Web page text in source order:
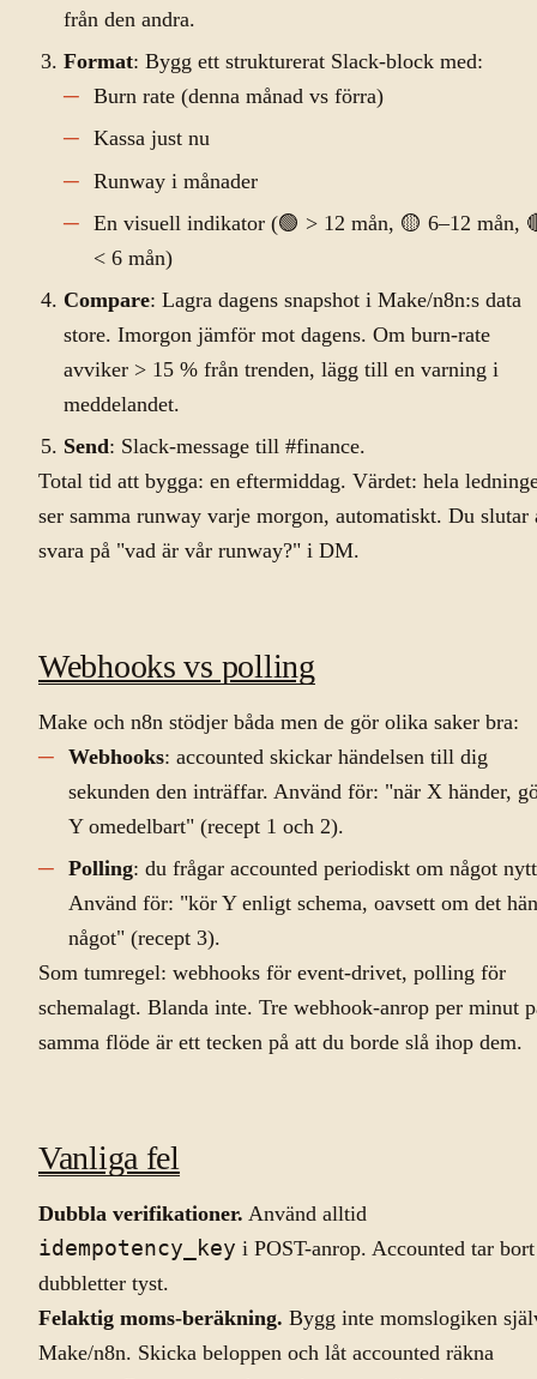
från den andra.
Format: Bygg ett strukturerat Slack-block med:
Burn rate (denna månad vs förra)
Kassa just nu
Runway i månader
En visuell indikator (🟢 > 12 mån, 🟡 6–12 mån,
< 6 mån)
Compare: Lagra dagens snapshot i Make/n8n:s data
store. Imorgon jämför mot dagens. Om burn-rate
avviker > 15 % från trenden, lägg till en varning i
meddelandet.
Send: Slack-message till #finance.
Total tid att bygga: en eftermiddag. Värdet: hela
ser samma runway varje morgon, automatiskt. Du slutar
svara på "vad är vår runway?" i DM.
Webhooks vs polling
Make och n8n stödjer båda men de gör olika saker bra:
Webhooks: accounted skickar händelsen till dig
sekunden den inträffar. Använd för: "när X händer,
Y omedelbart" (recept 1 och 2).
Polling: du frågar accounted periodiskt om något
Använd för: "kör Y enligt schema, oavsett om det
något" (recept 3).
Som tumregel: webhooks för event-drivet, polling för
schemalagt. Blanda inte. Tre webhook-anrop per minut
samma flöde är ett tecken på att du borde slå ihop dem.
Vanliga fel
Dubbla verifikationer. Använd alltid
idempotency_key i POST-anrop. Accounted tar bort
dubbletter tyst.
Felaktig moms-beräkning. Bygg inte momslogiken
Make/n8n. Skicka beloppen och låt accounted räkna